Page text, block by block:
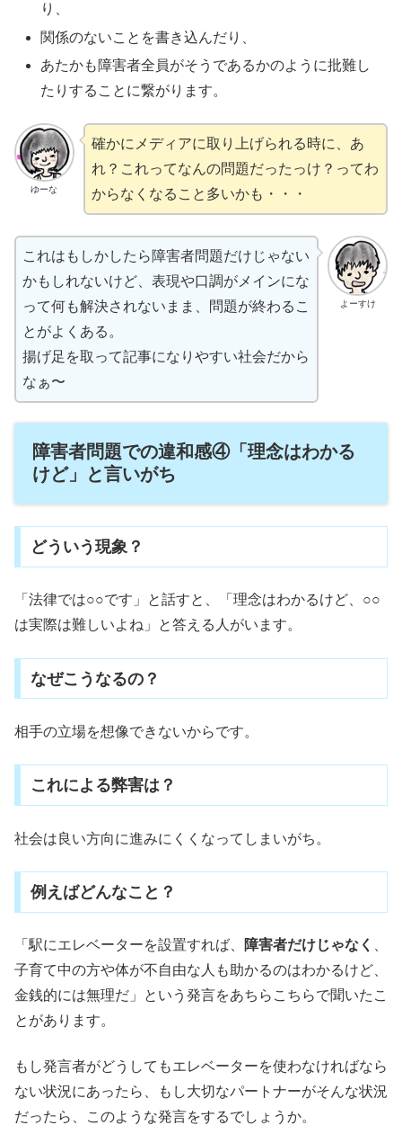
り、
関係のないことを書き込んだり、
あたかも障害者全員がそうであるかのように批難し
たりすることに繋がります。
ゆーな
確かにメディアに取り上げられる時に、あ
れ？これってなんの問題だったっけ？ってわ
からなくなること多いかも・・・
よーすけ
これはもしかしたら障害者問題だけじゃない
かもしれないけど、表現や口調がメインにな
って何も解決されないまま、問題が終わるこ
とがよくある。
揚げ足を取って記事になりやすい社会だから
なぁ〜
障害者問題での違和感④「理念はわかる
けど」と言いがち
どういう現象？
「法律では○○です」と話すと、「理念はわかるけど、○○
は実際は難しいよね」と答える人がいます。
なぜこうなるの？
相手の立場を想像できないからです。
これによる弊害は？
社会は良い方向に進みにくくなってしまいがち。
例えばどんなこと？
「駅にエレベーターを設置すれば、 障害者だけじゃなく
子育て中の方や体が不自由な人も助かるのはわかるけど、
金銭的には無理だ」という発言をあちらこちらで聞いたこ
とがあります。
もし発言者がどうしてもエレベーターを使わなければなら
ない状況にあったら、もし大切なパートナーがそんな状況
だったら、このような発言をするでしょうか。